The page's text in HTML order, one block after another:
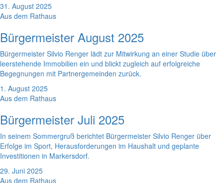
31. August 2025
Aus dem Rathaus
Bürgermeister August 2025
Bürgermeister Silvio Renger lädt zur Mitwirkung an einer Studie über
leerstehende Immobilien ein und blickt zugleich auf erfolgreiche
Begegnungen mit Partnergemeinden zurück.
1. August 2025
Aus dem Rathaus
Bürgermeister Juli 2025
In seinem Sommergruß berichtet Bürgermeister Silvio Renger über
Erfolge im Sport, Herausforderungen im Haushalt und geplante
Investitionen in Markersdorf.
29. Juni 2025
Aus dem Rathaus